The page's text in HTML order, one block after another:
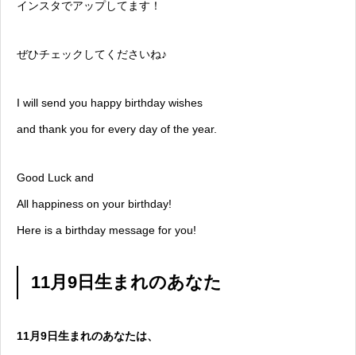
インスタでアップしてます！
ぜひチェックしてくださいね♪
I will send you happy birthday wishes
and thank you for every day of the year.
Good Luck and
All happiness on your birthday!
Here is a birthday message for you!
11月9日生まれのあなた
11月9日生まれのあなたは、